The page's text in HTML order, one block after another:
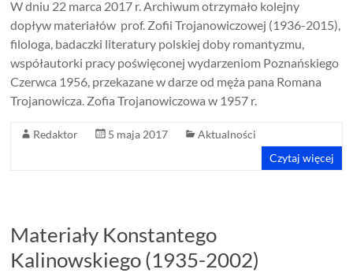
W dniu 22 marca 2017 r. Archiwum otrzymało kolejny
dopływ materiałów prof. Zofii Trojanowiczowej (1936-2015),
filologa, badaczki literatury polskiej doby romantyzmu,
współautorki pracy poświęconej wydarzeniom Poznańskiego
Czerwca 1956, przekazane w darze od męża pana Romana
Trojanowicza. Zofia Trojanowiczowa w 1957 r.
Redaktor 5 maja 2017
Aktualności
Czytaj więcej
Materiały Konstantego
Kalinowskiego (1935-2002)